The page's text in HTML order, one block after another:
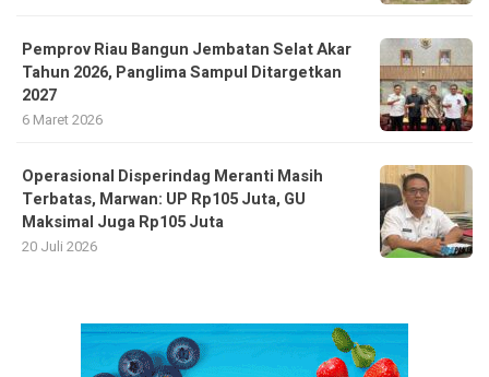
Pemprov Riau Bangun Jembatan Selat Akar
Tahun 2026, Panglima Sampul Ditargetkan
2027
6 Maret 2026
Operasional Disperindag Meranti Masih
Terbatas, Marwan: UP Rp105 Juta, GU
Maksimal Juga Rp105 Juta
20 Juli 2026